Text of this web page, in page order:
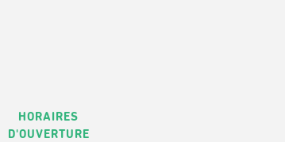
HORAIRES
D'OUVERTURE